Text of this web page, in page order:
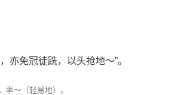
亦免冠徒跣，以头抢地～”。
率～（轻易地）。